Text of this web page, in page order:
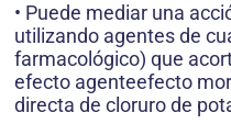
• Puede mediar una
utilizando agentes de
farmacológico) que
efecto agenteefecto
directa de cloruro de